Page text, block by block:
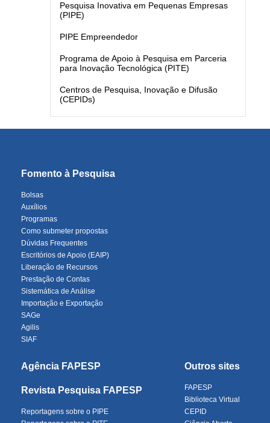
Pesquisa Inovativa em Pequenas Empresas
(PIPE)
PIPE Empreendedor
Programa de Apoio à Pesquisa em Parceria
para Inovação Tecnológica (PITE)
Centros de Pesquisa, Inovação e Difusão
(CEPIDs)
Fomento à Pesquisa
Bolsas
Auxílios
Programas
Como submeter propostas
Dúvidas Frequentes
Escritórios de Apoio (EAIP)
Liberação de Recursos
Prestação de Contas
Sistemática de Análise
Importação e Exportação
SAGe
Agilis
SIAF
Agência FAPESP
Revista Pesquisa FAPESP
Reportagens sobre o PIPE
Outros sites
FAPESP
Biblioteca Virtual
CEPID